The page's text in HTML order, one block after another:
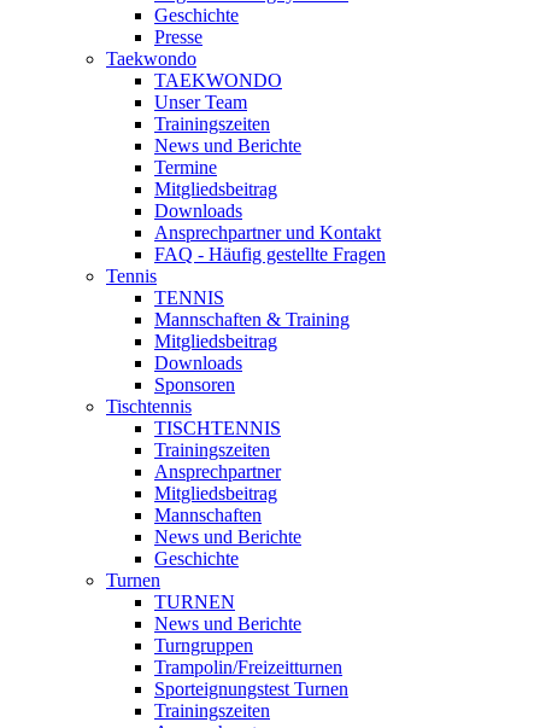
Geschichte
Presse
Taekwondo
TAEKWONDO
Unser Team
Trainingszeiten
News und Berichte
Termine
Mitgliedsbeitrag
Downloads
Ansprechpartner und Kontakt
FAQ - Häufig gestellte Fragen
Tennis
TENNIS
Mannschaften & Training
Mitgliedsbeitrag
Downloads
Sponsoren
Tischtennis
TISCHTENNIS
Trainingszeiten
Ansprechpartner
Mitgliedsbeitrag
Mannschaften
News und Berichte
Geschichte
Turnen
TURNEN
News und Berichte
Turngruppen
Trampolin/Freizeitturnen
Sporteignungstest Turnen
Trainingszeiten